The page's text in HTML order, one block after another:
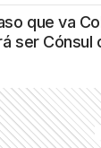
que va
ser Cónsul